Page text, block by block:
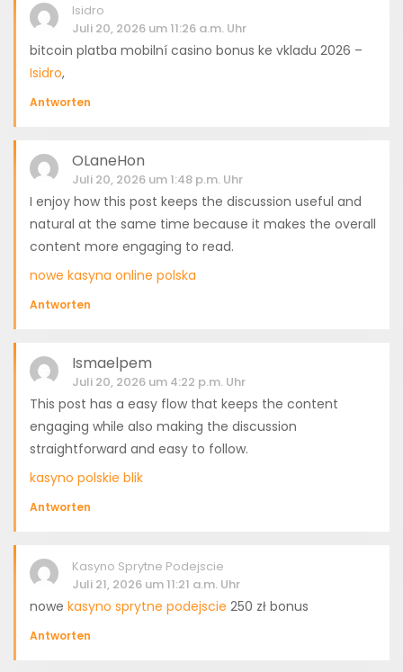
Isidro
Juli 20, 2026 um 11:26 a.m. Uhr
bitcoin platba mobilní casino bonus ke vkladu 2026 –
Isidro,
Antworten
OLaneHon
Juli 20, 2026 um 1:48 p.m. Uhr
I enjoy how this post keeps the discussion useful and
natural at the same time because it makes the overall
content more engaging to read.
nowe kasyna online polska
Antworten
Ismaelpem
Juli 20, 2026 um 4:22 p.m. Uhr
This post has a easy flow that keeps the content
engaging while also making the discussion
straightforward and easy to follow.
kasyno polskie blik
Antworten
Kasyno Sprytne Podejscie
Juli 21, 2026 um 11:21 a.m. Uhr
nowe kasyno sprytne podejscie 250 zł bonus
Antworten